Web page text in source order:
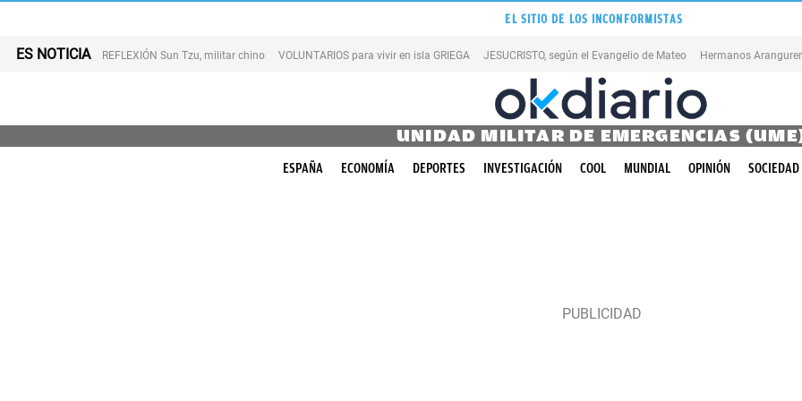
EL SITIO DE LOS INCONFORMISTAS
ES NOTICIA REFLEXIÓN Sun Tzu, militar chino VOLUNTARIOS para vivir en isla GRIEGA JESUCRISTO, según el Evangelio de Mateo Hermanos Aranguren
UNIDAD MILITAR DE EMERGENCIAS
ESPAÑA ECONOMÍA DEPORTES INVESTIGACIÓN COOL MUNDIAL OPINIÓN SOCIEDAD